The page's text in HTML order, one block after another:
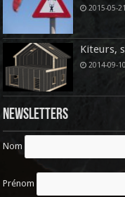
2015-05-21
Kiteurs,
2014-09-10
Newsletters
Nom
Prénom